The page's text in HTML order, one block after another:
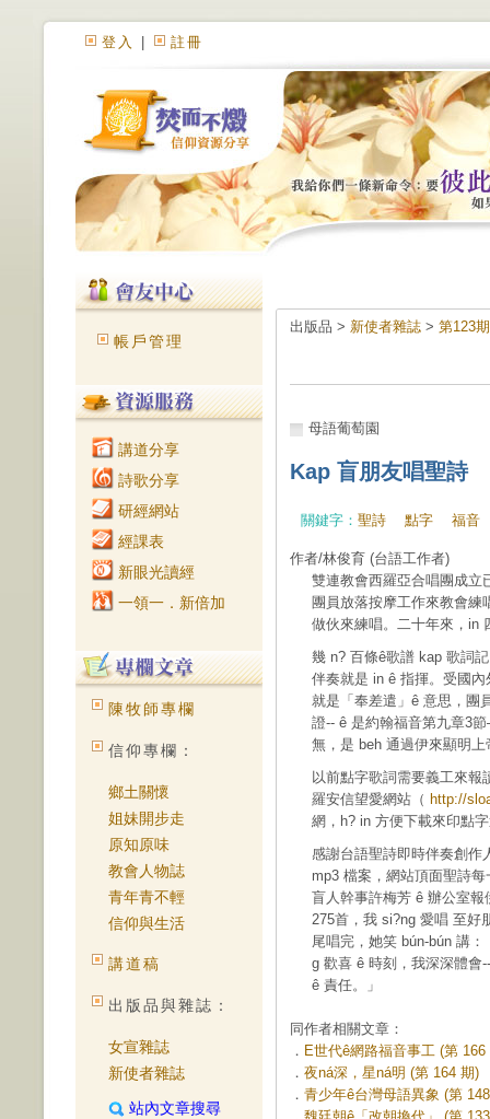
登入 註冊
帳戶管理
講道分享
詩歌分享
研經網站
經課表
新眼光讀經
一領一．新倍加
陳牧師專欄
信仰專欄：
鄉土關懷
姐妹開步走
原知原味
教會人物誌
青年青不輕
信仰與生活
講道稿
出版品與雜誌：
女宣雜誌
新使者雜誌
站內文章搜尋
出版品 > 新使者雜誌 > 第123
母語葡萄園
Kap 盲朋友唱聖詩
關鍵字： 聖詩 點字 福音
作者/林俊育 (台語工作者)
雙連教會西羅亞合唱團成立
團員放落按摩工作來教會
做伙來練唱。二十年來，in
幾 n? 百條ê歌譜 kap 歌詞
伴奏就是 in ê 指揮。受國
就是「奉差遣」ê 意思，團
證-- ê 是約翰福音第九章3
無，是 beh 通過伊來顯明
以前點字歌詞需要義工來
羅安信望愛網站（ http://
網，h? in 方便下載來印點
感謝台語聖詩即時伴奏創作
mp3 檔案，網站頂面聖詩
盲人幹事許梅芳 ê 辦公室
275首，我 si?ng 愛唱 至好
尾唱完，她笑 bún-bún 講
g 歡喜 ê 時刻，我深深體會
ê 責任。」
同作者相關文章：
． E世代ê網路福音事工 (第 166
． 夜ná深，星ná明 (第 164 期)
． 青少年ê台灣母語異象 (第